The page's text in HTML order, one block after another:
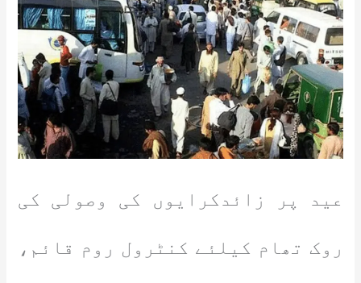
عید پر زائدکرایوں کی وصولی کی
روک تھام کیلئے کنٹرول روم قائم،